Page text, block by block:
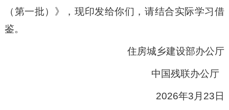
（第一批）》，现印发给你们，请结合实际学习借
鉴。
住房城乡建设部办公厅
中国残联办公厅
2026年3月23日